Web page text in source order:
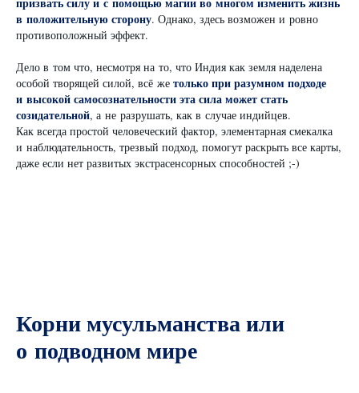
в положительную сторону. Однако, здесь возможен и ровно
противоположный эффект.
Дело в том что, несмотря на то, что Индия как земля наделена
особой творящей силой, всё же только при разумном подходе
и высокой самосознательности эта сила может стать
созидательной, а не разрушать, как в случае индийцев.
Как всегда простой человеческий фактор, элементарная смекалка
и наблюдательность, трезвый подход, помогут раскрыть все карты,
даже если нет развитых экстрасенсорных способностей ;-)
Корни мусульманства или
о подводном мире